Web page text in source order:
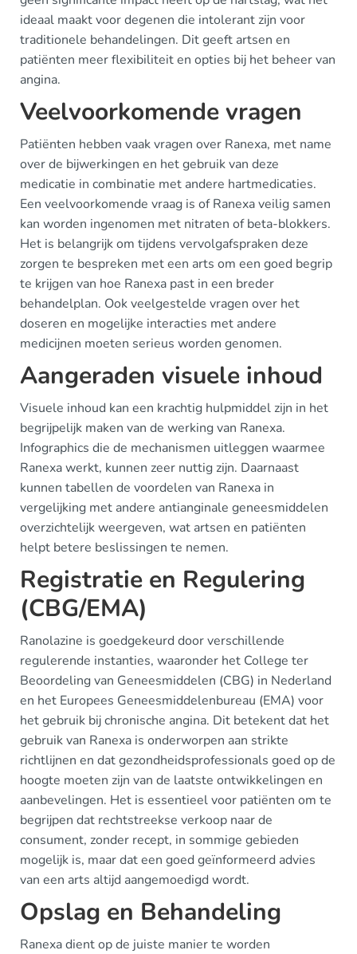
ideaal maakt voor degenen die intolerant zijn voor
traditionele behandelingen. Dit geeft artsen en
patiënten meer flexibiliteit en opties bij het beheer van
angina.
Veelvoorkomende vragen
Patiënten hebben vaak vragen over Ranexa, met name
over de bijwerkingen en het gebruik van deze
medicatie in combinatie met andere hartmedicaties.
Een veelvoorkomende vraag is of Ranexa veilig samen
kan worden ingenomen met nitraten of beta-blokkers.
Het is belangrijk om tijdens vervolgafspraken deze
zorgen te bespreken met een arts om een goed begrip
te krijgen van hoe Ranexa past in een breder
behandelplan. Ook veelgestelde vragen over het
doseren en mogelijke interacties met andere
medicijnen moeten serieus worden genomen.
Aangeraden visuele inhoud
Visuele inhoud kan een krachtig hulpmiddel zijn in het
begrijpelijk maken van de werking van Ranexa.
Infographics die de mechanismen uitleggen waarmee
Ranexa werkt, kunnen zeer nuttig zijn. Daarnaast
kunnen tabellen de voordelen van Ranexa in
vergelijking met andere antianginale geneesmiddelen
overzichtelijk weergeven, wat artsen en patiënten
helpt betere beslissingen te nemen.
Registratie en Regulering
(CBG/EMA)
Ranolazine is goedgekeurd door verschillende
regulerende instanties, waaronder het College ter
Beoordeling van Geneesmiddelen (CBG) in Nederland
en het Europees Geneesmiddelenbureau (EMA) voor
het gebruik bij chronische angina. Dit betekent dat het
gebruik van Ranexa is onderworpen aan strikte
richtlijnen en dat gezondheidsprofessionals goed op de
hoogte moeten zijn van de laatste ontwikkelingen en
aanbevelingen. Het is essentieel voor patiënten om te
begrijpen dat rechtstreekse verkoop naar de
consument, zonder recept, in sommige gebieden
mogelijk is, maar dat een goed geïnformeerd advies
van een arts altijd aangemoedigd wordt.
Opslag en Behandeling
Ranexa dient op de juiste manier te worden